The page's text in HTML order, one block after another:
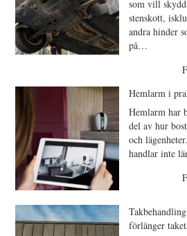
som vill
stenskott,
andra hinder
på…
Hemlarm i
Hemlarm har
del av hur
och
handlar inte
förlänger